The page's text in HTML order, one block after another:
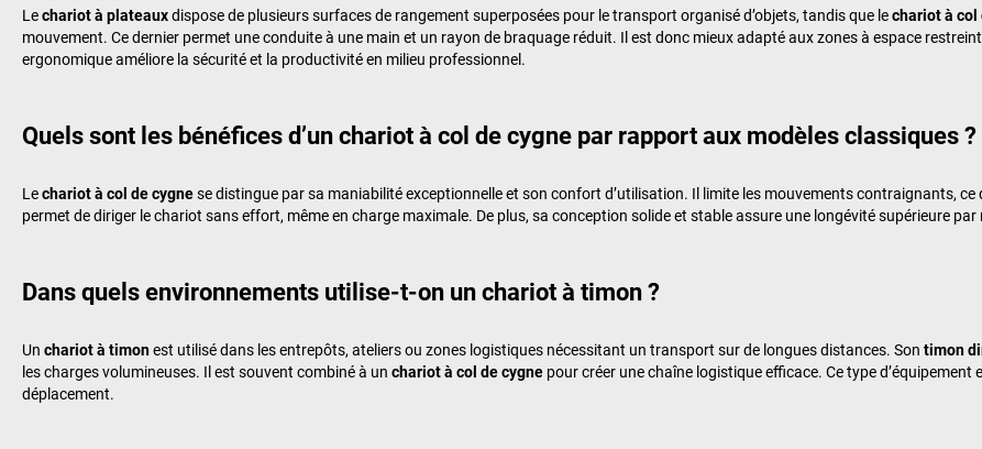
Lechariot à plateauxdispose de plusieurs surfaces de rangement superposées pour le transport organisé d’objets, tandis que lechariot à col
mouvement. Ce dernier permet une conduite à une main et un rayon de braquage réduit. Il est donc mieux adapté aux zones à espace
ergonomique améliore la sécurité et la productivité en milieu professionnel.
Quels sont les bénéfices d’un chariot à col de cygne par rapport aux modèles classiques ?
Lechariot à col de cygnese distingue par sa maniabilité exceptionnelle et son confort d’utilisation. Il limite les mouvements contraignants,
permet de diriger le chariot sans effort, même en charge maximale. De plus, sa conception solide et stable assure une longévité supérieure
Dans quels environnements utilise-t-on un chariot à timon ?
Un chariot à timonest utilisé dans les entrepôts, ateliers ou zones logistiques nécessitant un transport sur de longues distances. Son timon
les charges volumineuses. Il est souvent combiné à un chariot à col de cygne pour créer une chaîne logistique efficace. Ce type
déplacement.